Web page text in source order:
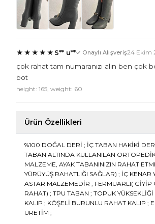
★ ★ ★ ★ ★ S** u**✓ Onaylı Alışveriş24 Ekim
çok rahat tam numaranızı alın ben çok
bot
height: 165, weight: 60
Ürün Özellikleri
%100 DOĞAL DERİ ; İÇ TABAN HAKİKİ
TABAN ALTINDA KULLANILAN
MALZEME, AYAK TABANINIZIN RAHAT
YÜRÜYÜŞ RAHATLIĞI SAĞLAR) ; İÇ KENAR
ASTAR MALZEMEDİR ; FERMUARLI( GİYİP
RAHAT) ; TPU TABAN ; TOPUK YÜKSEKLİĞİ
KALIP ; KÖŞELİ BURUNLU RAHAT KALIP ;
ÜRETİM ;